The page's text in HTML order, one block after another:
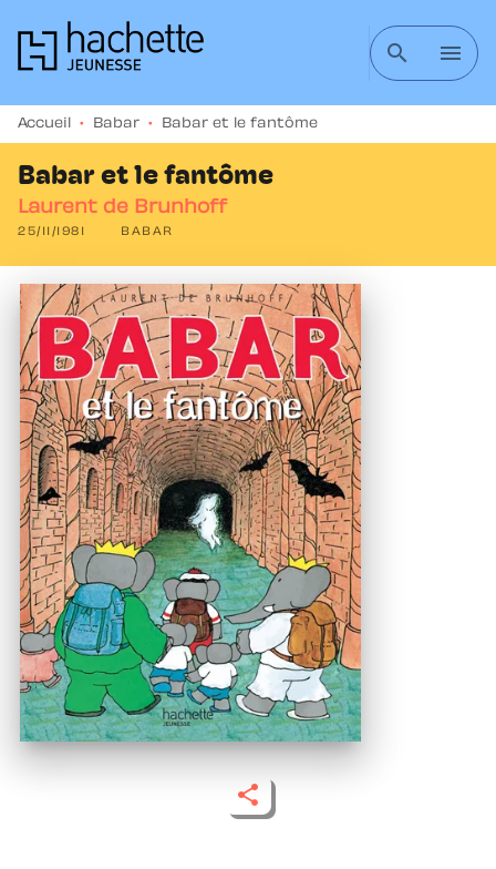
MENU RECHERCHE CONTENU
search menu
Accueil • Babar • Babar et le fantôme
Babar et le fantôme
Laurent de Brunhoff
25/11/1981 BABAR